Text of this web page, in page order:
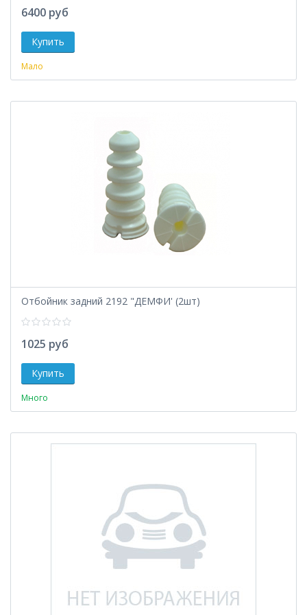
6400 руб
Мало
Отбойник задний 2192 "ДЕМФИ' (2шт)
1025 руб
Много